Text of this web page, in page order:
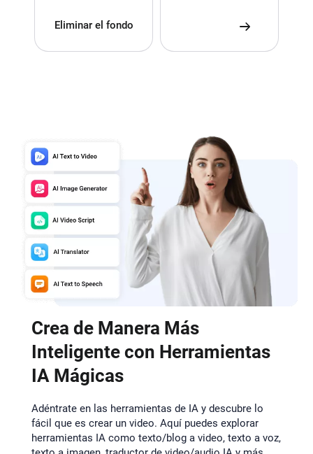
Eliminar el fondo
Crea de Manera Más
Inteligente con Herramientas
IA Mágicas
Adéntrate en las herramientas de IA y descubre lo
fácil que es crear un video. Aquí puedes explorar
herramientas IA como texto/blog a video, texto a voz,